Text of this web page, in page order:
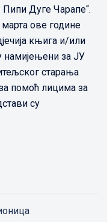
Пипи Дуге Чарапе“.
ове године
књига и/или
намијењени за ЈУ
старања
помоћ лицима за
су